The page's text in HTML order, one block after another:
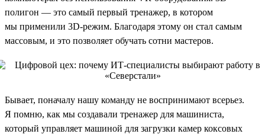
полигон — это самый первый тренажер, в котором
мы применили 3D-режим. Благодаря этому он стал самым
массовым, и это позволяет обучать сотни мастеров.
Бывает, поначалу нашу команду не воспринимают всерьез.
Я помню, как мы создавали тренажер для машиниста,
который управляет машиной для загрузки камер коксовых